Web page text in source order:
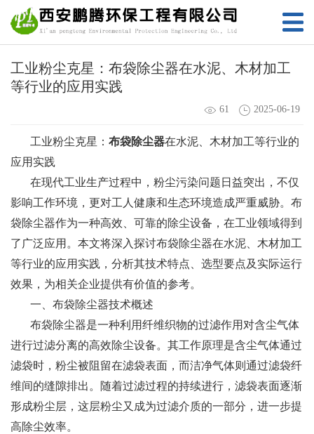
工业粉尘克星：布袋除尘器在水泥、木材加工
等行业的应用实践
61 2025-06-19
工业粉尘克星： 布袋除尘器在水泥、木材加工等行业的
应用实践
在现代工业生产过程中，粉尘污染问题日益突出，不仅
影响工作环境，更对工人健康和生态环境造成严重威胁。布
袋除尘器作为一种高效、可靠的除尘设备，在工业领域得到
了广泛应用。本文将深入探讨布袋除尘器在水泥、木材加工
等行业的应用实践，分析其技术特点、选型要点及实际运行
效果，为相关企业提供有价值的参考。
一、布袋除尘器技术概述
布袋除尘器是一种利用纤维织物的过滤作用对含尘气体
进行过滤分离的高效除尘设备。其工作原理是含尘气体通过
滤袋时，粉尘被阻留在滤袋表面，而洁净气体则通过滤袋纤
维间的缝隙排出。随着过滤过程的持续进行，滤袋表面逐渐
形成粉尘层，这层粉尘又成为过滤介质的一部分，进一步提
高除尘效率。